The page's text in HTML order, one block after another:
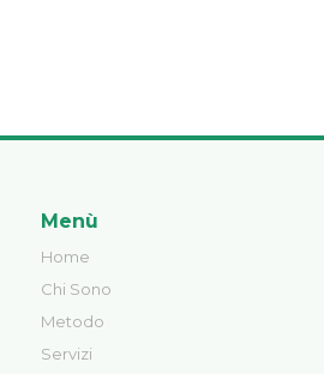
Menù
Home
Chi Sono
Metodo
Servizi